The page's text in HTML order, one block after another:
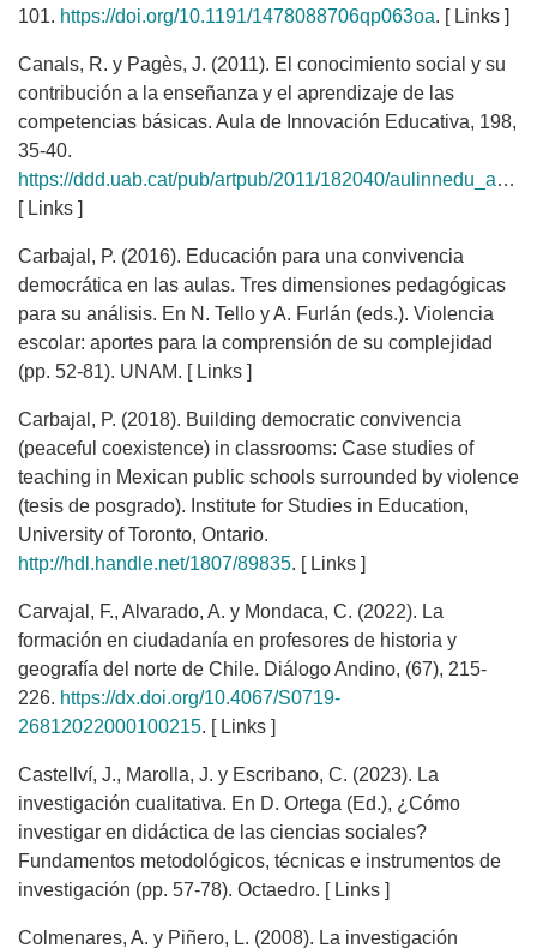
101. https://doi.org/10.1191/1478088706qp063oa. [ Links ]
Canals, R. y Pagès, J. (2011). El conocimiento social y su
contribución a la enseñanza y el aprendizaje de las
competencias básicas. Aula de Innovación Educativa, 198,
35-40.
https://ddd.uab.cat/pub/artpub/2011/182040/aulinnedu_a2011n198p35.pdf
[ Links ]
Carbajal, P. (2016). Educación para una convivencia
democrática en las aulas. Tres dimensiones pedagógicas
para su análisis. En N. Tello y A. Furlán (eds.). Violencia
escolar: aportes para la comprensión de su complejidad
(pp. 52-81). UNAM. [ Links ]
Carbajal, P. (2018). Building democratic convivencia
(peaceful coexistence) in classrooms: Case studies of
teaching in Mexican public schools surrounded by violence
(tesis de posgrado). Institute for Studies in Education,
University of Toronto, Ontario.
http://hdl.handle.net/1807/89835. [ Links ]
Carvajal, F., Alvarado, A. y Mondaca, C. (2022). La
formación en ciudadanía en profesores de historia y
geografía del norte de Chile. Diálogo Andino, (67), 215-
226. https://dx.doi.org/10.4067/S0719-
26812022000100215. [ Links ]
Castellví, J., Marolla, J. y Escribano, C. (2023). La
investigación cualitativa. En D. Ortega (Ed.), ¿Cómo
investigar en didáctica de las ciencias sociales?
Fundamentos metodológicos, técnicas e instrumentos de
investigación (pp. 57-78). Octaedro. [ Links ]
Colmenares, A. y Piñero, L. (2008). La investigación